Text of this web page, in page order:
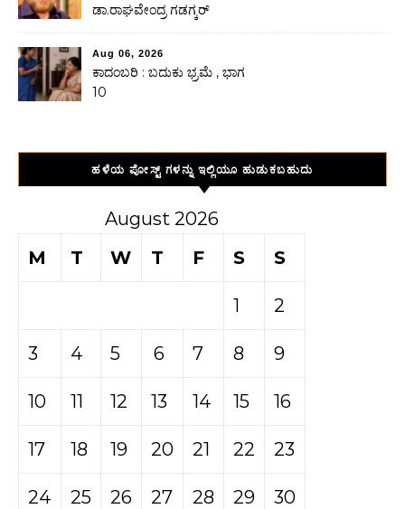
ಡಾ.ರಾಘವೇಂದ್ರ ಗಡಗ್ಕರ್
Aug 06, 2026
ಕಾದಂಬರಿ : ಬದುಕು ಭ್ರಮೆ , ಭಾಗ
10
ಹಳೆಯ ಪೋಸ್ಟ್ ಗಳನ್ನು ಇಲ್ಲಿಯೂ ಹುಡುಕಬಹುದು
August 2026
M
T W T F S S
1 2
3 4 5 6 7 8 9
10 11 12 13 14 15 16
17 18 19 20 21 22 23
24 25 26 27 28 29 30